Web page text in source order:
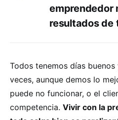
emprendedor
resultados de
Todos tenemos días
veces, aunque demos lo
puede no funcionar, o el
competencia. Vivir con la